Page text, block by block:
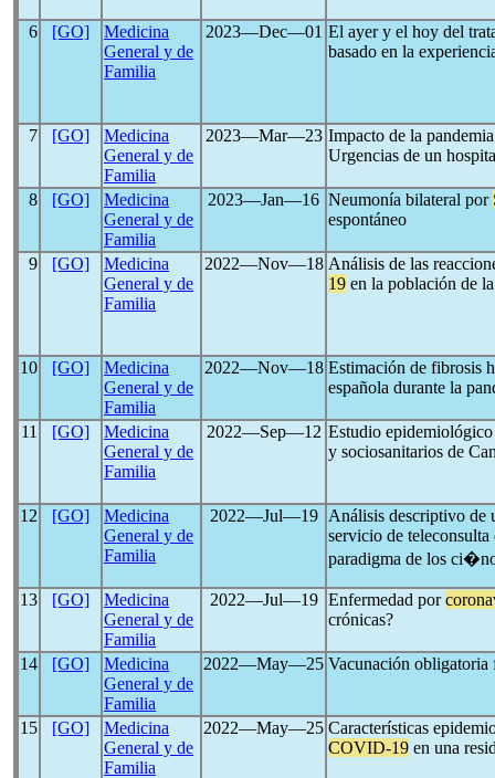
6 [GO]
Medicina
General y de
Familia
2023―Dec―01 El ayer y el hoy del
basado en la
7 [GO]
Medicina
General y de
Familia
2023―Mar―23 Impacto de la
Urgencias de un
8 [GO]
Medicina
General y de
Familia
2023―Jan―16 Neumonía bilateral por
espontáneo
9 [GO]
Medicina
General y de
Familia
2022―Nov―18 Análisis de las
19 en la población de
10 [GO]
Medicina
General y de
Familia
2022―Nov―18 Estimación de fibrosis
española durante la
11 [GO]
Medicina
General y de
Familia
2022―Sep―12 Estudio epidemiológico
y sociosanitarios de
12 [GO]
Medicina
General y de
Familia
2022―Jul―19
Análisis descriptivo de
servicio de
paradigma de los
13 [GO]
Medicina
General y de
Familia
2022―Jul―19 Enfermedad por
crónicas?
14 [GO]
Medicina
General y de
Familia
2022―May―25 Vacunación obligatoria
15 [GO]
Medicina
General y de
Familia
2022―May―25 Características
COVID-19 en una